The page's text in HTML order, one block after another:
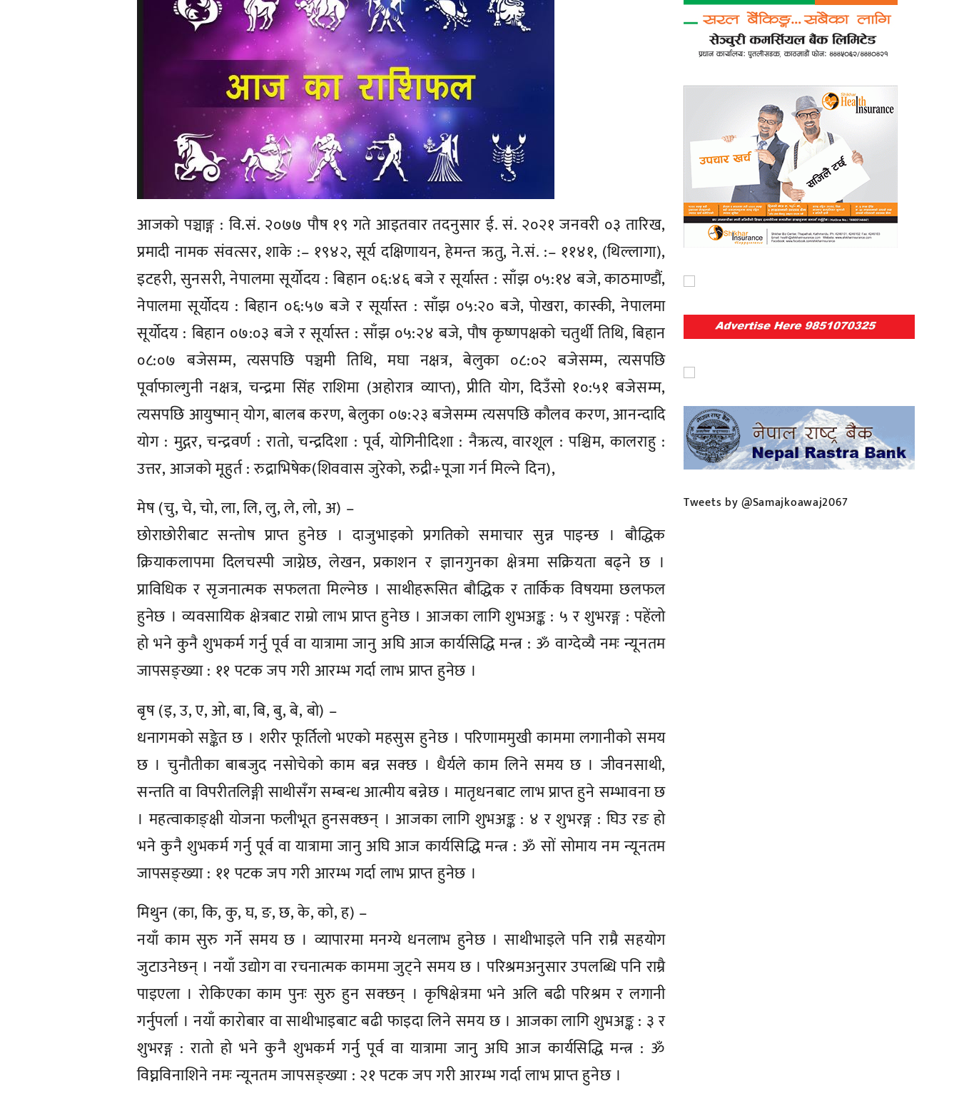
आजको पञ्चाङ्ग : वि.सं. २०७७ पौष १९ गते आइतवार तदनुसार ई. सं. २०२१ जनवरी ०३ तारिख,
प्रमादी नामक संवत्सर, शाके :– १९४२, सूर्य दक्षिणायन, हेमन्त ऋतु, ने.सं. :– ११४१, (थिल्लागा),
इटहरी, सुनसरी, नेपालमा सूर्योदय : बिहान ०६:४६ बजे र सूर्यास्त : साँझ ०५:१४ बजे, काठमाण्डौं,
नेपालमा सूर्योदय : बिहान ०६:५७ बजे र सूर्यास्त : साँझ ०५:२० बजे, पोखरा, कास्की, नेपालमा
सूर्योदय : बिहान ०७:०३ बजे र सूर्यास्त : साँझ ०५:२४ बजे, पौष कृष्णपक्षको चतुर्थी तिथि, बिहान
०८:०७ बजेसम्म, त्यसपछि पञ्चमी तिथि, मघा नक्षत्र, बेलुका ०८:०२ बजेसम्म, त्यसपछि
पूर्वाफाल्गुनी नक्षत्र, चन्द्रमा सिंह राशिमा (अहोरात्र व्याप्त), प्रीति योग, दिउँसो १०:५१ बजेसम्म,
त्यसपछि आयुष्मान् योग, बालब करण, बेलुका ०७:२३ बजेसम्म त्यसपछि कौलव करण, आनन्दादि
योग : मुद्गर, चन्द्रवर्ण : रातो, चन्द्रदिशा : पूर्व, योगिनीदिशा : नैऋत्य, वारशूल : पश्चिम, कालराहु :
उत्तर, आजको मूहुर्त : रुद्राभिषेक(शिववास जुरेको, रुद्री÷पूजा गर्न मिल्ने दिन),
मेष (चु, चे, चो, ला, लि, लु, ले, लो, अ) –
छोराछोरीबाट सन्तोष प्राप्त हुनेछ । दाजुभाइको प्रगतिको समाचार सुन्न पाइन्छ । बौद्धिक
क्रियाकलापमा दिलचस्पी जाग्नेछ, लेखन, प्रकाशन र ज्ञानगुनका क्षेत्रमा सक्रियता बढ्ने छ ।
प्राविधिक र सृजनात्मक सफलता मिल्नेछ । साथीहरूसित बौद्धिक र तार्किक विषयमा छलफल
हुनेछ । व्यवसायिक क्षेत्रबाट राम्रो लाभ प्राप्त हुनेछ । आजका लागि शुभअङ्क : ५ र शुभरङ्ग : पहेंलो
हो भने कुनै शुभकर्म गर्नु पूर्व वा यात्रामा जानु अघि आज कार्यसिद्धि मन्त्र : ॐ वाग्देव्यै नमः न्यूनतम
जापसङ्ख्या : ११ पटक जप गरी आरम्भ गर्दा लाभ प्राप्त हुनेछ ।
बृष (इ, उ, ए, ओ, बा, बि, बु, बे, बो) –
धनागमको सङ्केत छ । शरीर फूर्तिलो भएको महसुस हुनेछ । परिणाममुखी काममा लगानीको समय
छ । चुनौतीका बाबजुद नसोचेको काम बन्न सक्छ । धैर्यले काम लिने समय छ । जीवनसाथी,
सन्तति वा विपरीतलिङ्गी साथीसँग सम्बन्ध आत्मीय बन्नेछ । मातृधनबाट लाभ प्राप्त हुने सम्भावना छ
। महत्वाकाङ्क्षी योजना फलीभूत हुनसक्छन् । आजका लागि शुभअङ्क : ४ र शुभरङ्ग : घिउ रङ हो
भने कुनै शुभकर्म गर्नु पूर्व वा यात्रामा जानु अघि आज कार्यसिद्धि मन्त्र : ॐ सों सोमाय नम न्यूनतम
जापसङ्ख्या : ११ पटक जप गरी आरम्भ गर्दा लाभ प्राप्त हुनेछ ।
मिथुन (का, कि, कु, घ, ङ, छ, के, को, ह) –
नयाँ काम सुरु गर्ने समय छ । व्यापारमा मनग्ये धनलाभ हुनेछ । साथीभाइले पनि राम्रै सहयोग
जुटाउनेछन् । नयाँ उद्योग वा रचनात्मक काममा जुट्ने समय छ । परिश्रमअनुसार उपलब्धि पनि राम्रै
पाइएला । रोकिएका काम पुनः सुरु हुन सक्छन् । कृषिक्षेत्रमा भने अलि बढी परिश्रम र लगानी
गर्नुपर्ला । नयाँ कारोबार वा साथीभाइबाट बढी फाइदा लिने समय छ । आजका लागि शुभअङ्क : ३ र
शुभरङ्ग : रातो हो भने कुनै शुभकर्म गर्नु पूर्व वा यात्रामा जानु अघि आज कार्यसिद्धि मन्त्र : ॐ
विघ्नविनाशिने नमः न्यूनतम जापसङ्ख्या : २१ पटक जप गरी आरम्भ गर्दा लाभ प्राप्त हुनेछ ।
Tweets by @Samajkoawaj2067